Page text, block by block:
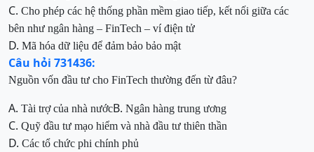
C. Cho phép các hệ thống phần mềm giao tiếp, kết nối giữa các
bên như ngân hàng – FinTech – ví điện tử
D. Mã hóa dữ liệu để đảm bảo bảo mật
Câu hỏi 731436:
Nguồn vốn đầu tư cho FinTech thường đến từ đâu?
A. Tài trợ của nhà nướcB. Ngân hàng trung ương
C. Quỹ đầu tư mạo hiểm và nhà đầu tư thiên thần
D. Các tổ chức phi chính phủ